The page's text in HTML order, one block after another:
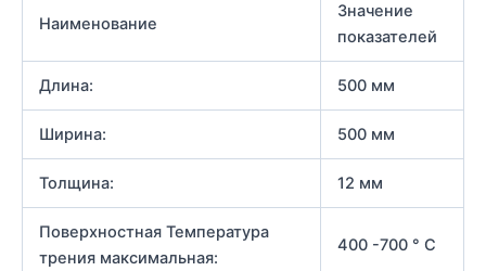
Наименование
Значение
показателей
Длина: 500 мм
Ширина: 500 мм
Толщина: 12 мм
Поверхностная Температура
трения максимальная:
400 -700 ° С